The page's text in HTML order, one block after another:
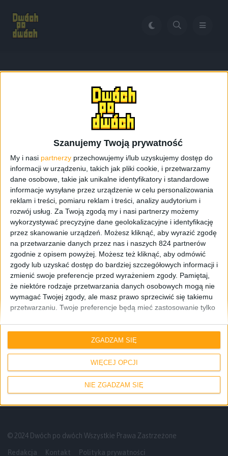
Szanujemy Twoją prywatność
My i nasi partnerzy przechowujemy i/lub uzyskujemy dostęp do
informacji w urządzeniu, takich jak pliki cookie, i przetwarzamy
dane osobowe, takie jak unikalne identyfikatory i standardowe
informacje wysyłane przez urządzenie w celu personalizowania
reklam i treści, pomiaru reklam i treści, analizy audytorium i
rozwój usług. Za Twoją zgodą my i nasi partnerzy możemy
wykorzystywać precyzyjne dane geolokalizacyjne i identyfikację
przez skanowanie urządzeń. Możesz kliknąć, aby wyrazić zgodę
na przetwarzanie danych przez nas i naszych 824 partnerów
zgodnie z opisem powyżej. Możesz też kliknąć, aby odmówić
zgody lub uzyskać dostęp do bardziej szczegółowych informacji i
zmienić swoje preferencje przed wyrażeniem zgody. Pamiętaj,
że niektóre rodzaje przetwarzania danych osobowych mogą nie
wymagać Twojej zgody, ale masz prawo sprzeciwić się takiemu
przetwarzaniu. Twoje preferencje będą mieć zastosowanie tylko
przycisk "Prywatność" na dole strony.
WIĘCEJ OPCJI
NIE ZGADZAM SIĘ
ZGADZAM SIĘ
Google Play aktualizacja grudzień 2013
Google Play
aktualizacja grudzień 2013
Blog
Zbliża się aktualizacja sklepu Google
Play do wersji 4.5.10
© 2024 Dwóch po dwóch Wszystkie Prawa Zastrzeżone
Redakcja Kontakt Polityka prywatności